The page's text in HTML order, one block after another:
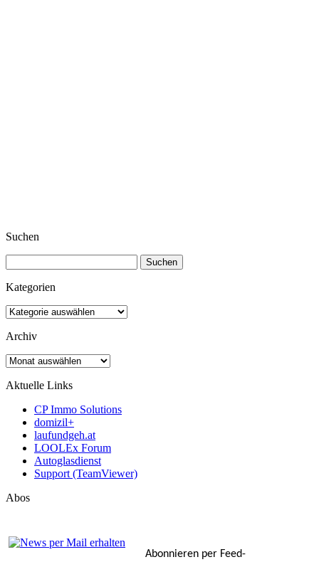
Suchen
nach:
Kategorien
Kategorien
Archiv
Archiv
Aktuelle Links
CP Immo Solutions
domizil+
laufundgeh.at
LOOLEx Forum
Autoglasdienst
Support (TeamViewer)
Abos
Abonnieren per Feed-